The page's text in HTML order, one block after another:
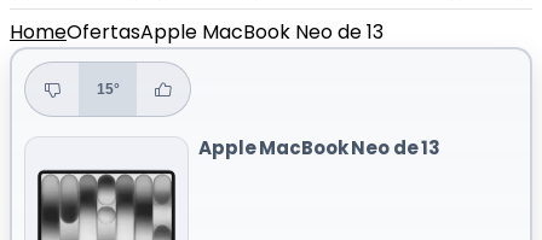
HomeOfertasApple MacBook Neo de 13
15°
Apple MacBook Neo de 13